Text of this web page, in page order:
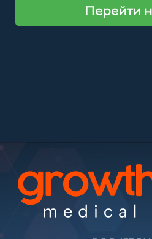
Перейти